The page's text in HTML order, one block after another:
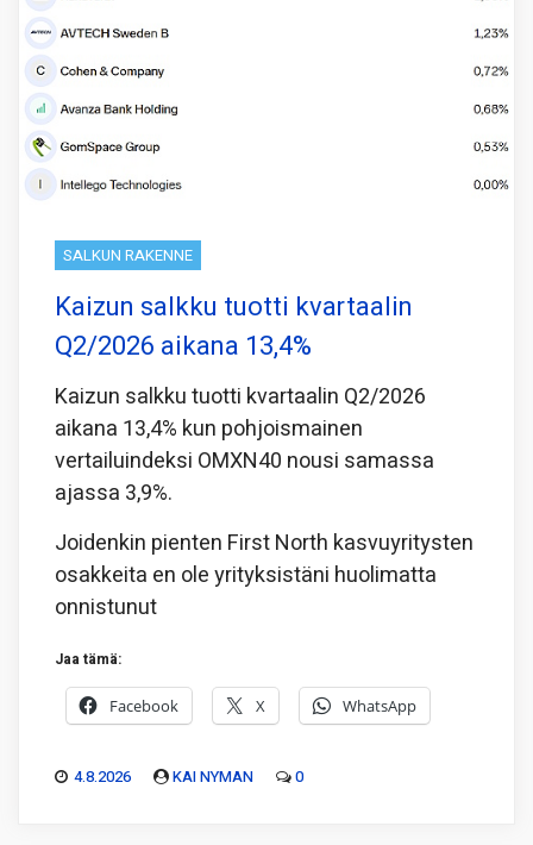
SALKUN RAKENNE
Kaizun salkku tuotti kvartaalin
Q2/2026 aikana 13,4%
Kaizun salkku tuotti kvartaalin Q2/2026
aikana 13,4% kun pohjoismainen
vertailuindeksi OMXN40 nousi samassa
ajassa 3,9%.
Joidenkin pienten First North kasvuyritysten
osakkeita en ole yrityksistäni huolimatta
onnistunut
Jaa tämä:
Facebook X WhatsApp
4.8.2026 KAI NYMAN 0